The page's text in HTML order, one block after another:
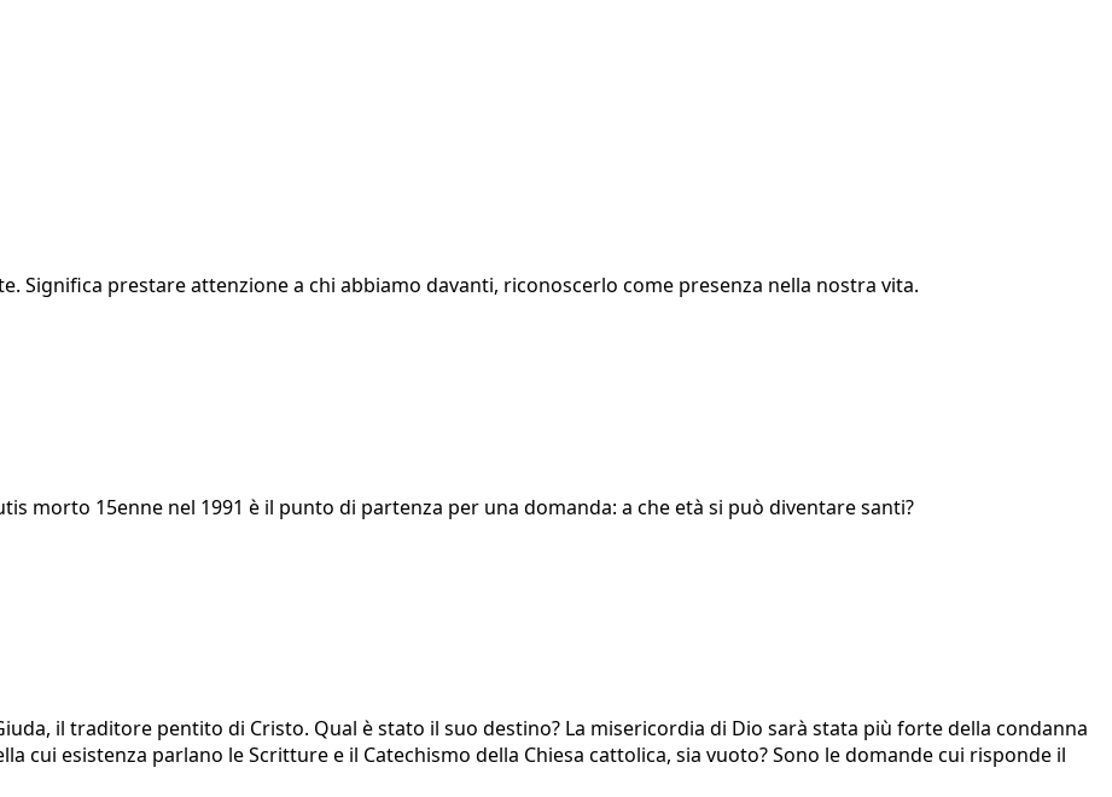
Significa prestare attenzione a chi abbiamo davanti, riconoscerlo come presenza nella nostra vita.
morto 15enne nel 1991 è il punto di partenza per una domanda: a che età si può diventare santi?
il traditore pentito di Cristo. Qual è stato il suo destino? La misericordia di Dio sarà stata più forte della condanna
cui esistenza parlano le Scritture e il Catechismo della Chiesa cattolica, sia vuoto? Sono le domande cui risponde il